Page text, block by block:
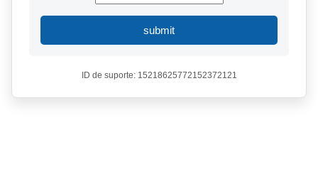
submit
ID de suporte: 15218625772152372121